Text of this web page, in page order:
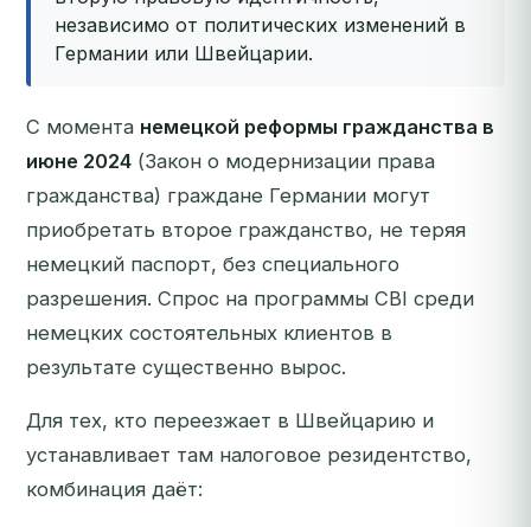
независимо от политических изменений в
Германии или Швейцарии.
С момента немецкой реформы гражданства в
июне 2024 (Закон о модернизации права
гражданства) граждане Германии могут
приобретать второе гражданство, не теряя
немецкий паспорт, без специального
разрешения. Спрос на программы CBI среди
немецких состоятельных клиентов в
результате существенно вырос.
Для тех, кто переезжает в Швейцарию и
устанавливает там налоговое резидентство,
комбинация даёт: